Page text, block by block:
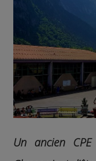
Un ancien